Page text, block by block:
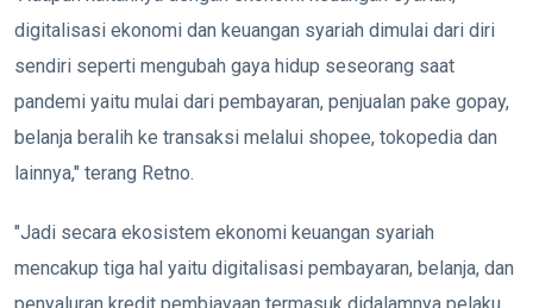
digitalisasi ekonomi dan keuangan syariah dimulai dari diri
sendiri seperti mengubah gaya hidup seseorang saat
pandemi yaitu mulai dari pembayaran, penjualan pake gopay,
belanja beralih ke transaksi melalui shopee, tokopedia dan
lainnya," terang Retno.
"Jadi secara ekosistem ekonomi keuangan syariah
mencakup tiga hal yaitu digitalisasi pembayaran, belanja, dan